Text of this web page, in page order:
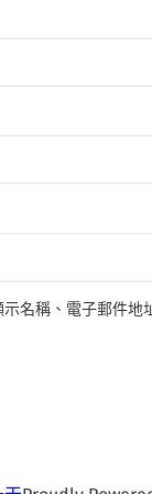
示名稱、電子郵件地